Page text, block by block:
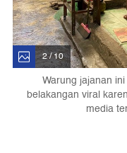
2 / 10
Warung jajanan
belakangan viral
media